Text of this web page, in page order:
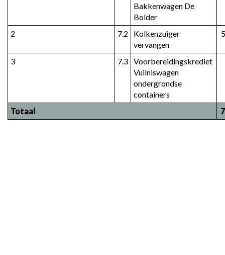
Bakkenwagen De
Bolder
2 7.2
Kolkenzuiger
vervangen
3 7.3 Voorbereidingskrediet
Vuilniswagen
ondergrondse
containers
Totaal